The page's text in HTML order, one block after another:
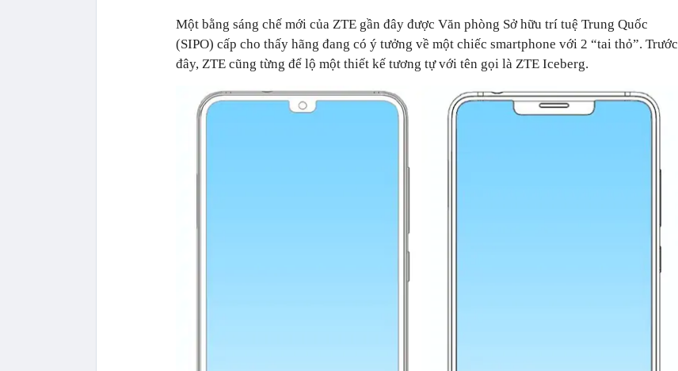
Một bằng sáng chế mới của ZTE gần đây được Văn phòng Sở hữu trí tuệ Trung Quốc
(SIPO) cấp cho thấy hãng đang có ý tưởng về một chiếc smartphone với 2 “tai thỏ”. Trước
đây, ZTE cũng từng để lộ một thiết kế tương tự với tên gọi là ZTE Iceberg.